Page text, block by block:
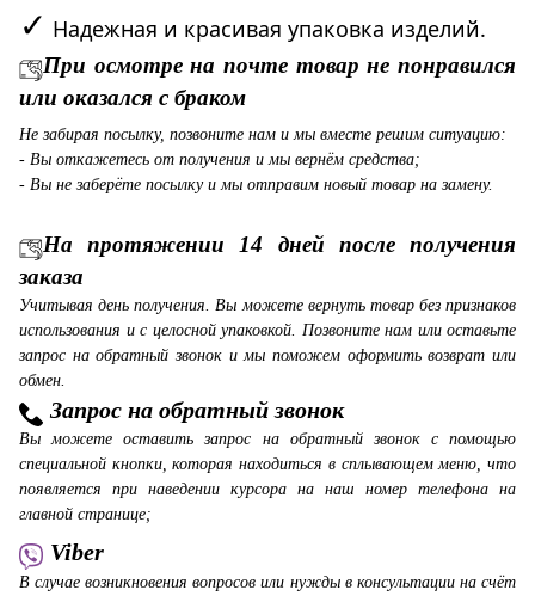
✓ Надежная и красивая упаковка изделий.
При осмотре на почте товар не понравился
или оказался с браком
Не забирая посылку, позвоните нам и мы вместе решим ситуацию:
- Вы откажетесь от получения и мы вернём средства;
- Вы не заберёте посылку и мы отправим новый товар на замену.
На протяжении 14 дней после получения
заказа
Учитывая день получения. Вы можете вернуть товар без признаков
использования и с целосной упаковкой. Позвоните нам или оставьте
запрос на обратный звонок и мы поможем оформить возврат или
обмен.
Запрос на обратный звонок
Вы можете оставить запрос на обратный звонок с помощью
специальной кнопки, которая находиться в сплывающем меню, что
появляется при наведении курсора на наш номер телефона на
главной странице;
Viber
В случае возникновения вопросов или нужды в консультации на счёт